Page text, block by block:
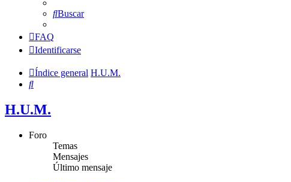
Buscar
FAQ
Identificarse
Índice general H.U.M.
Buscar
H.U.M.
Foro
Temas
Mensajes
Último mensaje